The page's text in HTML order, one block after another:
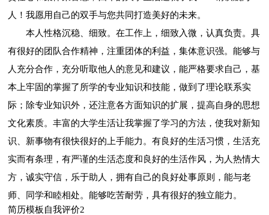
人！我愿用自己的双手与您共同打造美好的未来。
本人性格沉稳、细致。在工作上，细致入微，认真负责。具
有很好的团队合作精神，注重团体的利益，集体意识强。能够与
人充分合作，充分听取他人的意见和建议，能严格要求自己，基
本上牢固的掌握了所学的专业知识和技能，做到了理论联系实
际；除专业知识外，还注意各方面知识的扩展，提高自身的思想
文化素质。丰富的大学生活让我掌握了学习的方法，使我对新知
识、新事物有很快很好的上手能力。有良好的生活习惯，生活充
实而有条理，有严谨的生活态度和良好的生活作风，为人热情大
方，诚实守信，乐于助人，拥有自己的良好处事原则，能与老
师、同学和睦相处。能够吃苦耐劳，具有很好的独立能力。
简历模板自我评价2